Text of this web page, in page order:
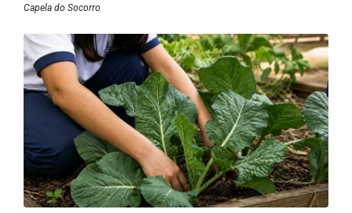
Capela do Socorro